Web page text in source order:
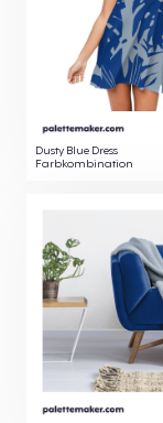
Dusty Blue Dress
Farbkombination